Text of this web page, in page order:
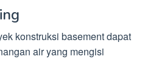
konstruksi basement dapat
air yang mengisi